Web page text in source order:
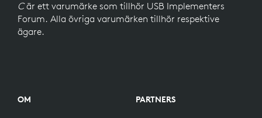
Cär ett varumärke som tillhör USB Implementers
Forum. Alla övriga varumärken tillhör respektive
ägare.
OM PARTNERS